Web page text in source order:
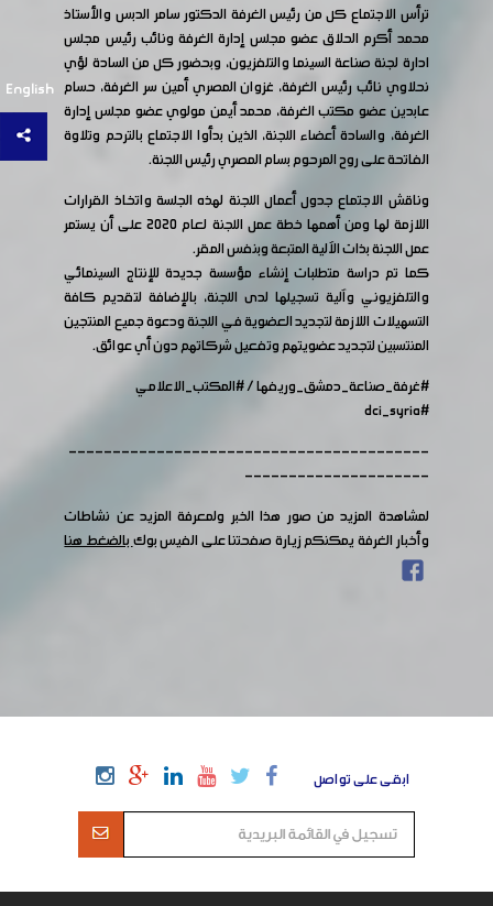
English
ترأس الاجتماع كل من رئيس الغرفة الدكتور سامر الدبس والأستاذ
محمد أكرم الحلاق عضو مجلس إدارة الغرفة ونائب رئيس مجلس
ادارة لجنة صناعة السينما والتلفزيون، وبحضور كل من السادة لؤي
نحلاوي نائب رئيس الغرفة، غزوان المصري أمين سر الغرفة، حسام
عابدين عضو مكتب الغرفة، محمد أيمن مولوي عضو مجلس إدارة
الغرفة، والسادة أعضاء اللجنة، الذين بدأوا الاجتماع بالترحم وتلاوة
الفاتحة على روح المرحوم بسام المصري رئيس اللجنة.
وناقش الاجتماع جدول أعمال اللجنة لهذه الجلسة واتخاذ القرارات
اللازمة لها ومن أهمها خطة عمل اللجنة لعام 2020 على أن يستمر
عمل اللجنة بذات الآلية المتبعة وبنفس المقر.
كما تم دراسة متطلبات إنشاء مؤسسة جديدة للإنتاج السينمائي
والتلفزيوني وآلية تسجيلها لدى اللجنة، بالإضافة لتقديم كافة
التسهيلات اللازمة لتجديد العضوية في اللجنة ودعوة جميع المنتجين
المنتسبين لتجديد عضويتهم وتفعيل شركاتهم دون أي عوائق.
#غرفة_صناعة_دمشق_وريفها/#المكتب_الاعلامي
#dci_syria
-----------------------------------------
---------------------
لمشاهدة المزيد من صور هذا الخبر ولمعرفة المزيد عن نشاطات
وأخبار الغرفة يمكنكم زيارة صفحتنا على الفيس بوكبالضغط هنا
ابقى على تواصل